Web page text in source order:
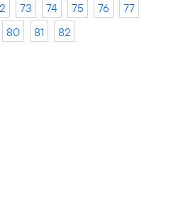
73 74 75 76
77
80 81 82